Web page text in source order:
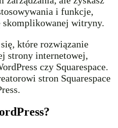
i funkcje,
witryny.
które rozwiązanie
strony internetowej,
czy Squarespace.
stron Squarespace